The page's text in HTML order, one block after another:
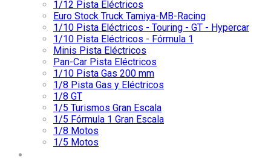
1/12 Pista Eléctricos
Euro Stock Truck Tamiya-MB-Racing
1/10 Pista Eléctricos - Touring - GT - Hypercar
1/10 Pista Eléctricos - Fórmula 1
Minis Pista Eléctricos
Pan-Car Pista Eléctricos
1/10 Pista Gas 200 mm
1/8 Pista Gas y Eléctricos
1/8 GT
1/5 Turismos Gran Escala
1/5 Fórmula 1 Gran Escala
1/8 Motos
1/5 Motos